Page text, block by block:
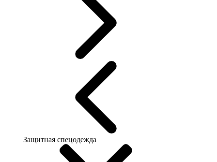
Защитная спецодежда